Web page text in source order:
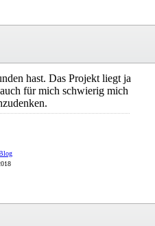
hast. Das Projekt liegt ja
für mich schwierig mich